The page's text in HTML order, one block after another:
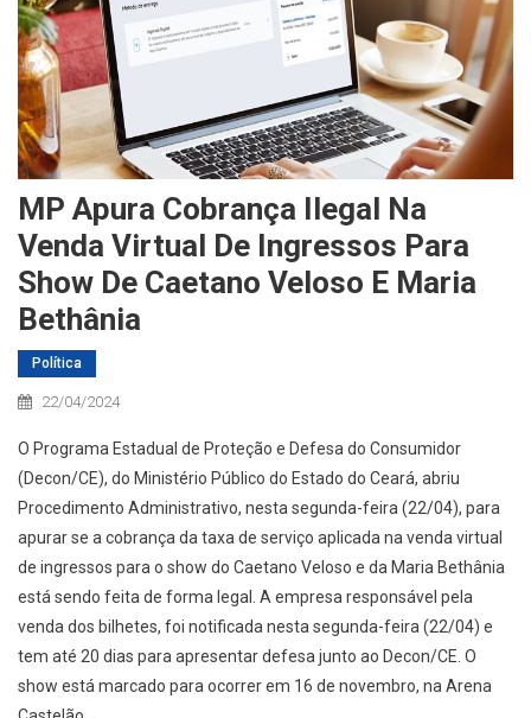
MP Apura Cobrança Ilegal Na
Venda Virtual De Ingressos Para
Show De Caetano Veloso E Maria
Bethânia
Política
22/04/2024
O Programa Estadual de Proteção e Defesa do Consumidor
(Decon/CE), do Ministério Público do Estado do Ceará, abriu
Procedimento Administrativo, nesta segunda-feira (22/04), para
apurar se a cobrança da taxa de serviço aplicada na venda virtual
de ingressos para o show do Caetano Veloso e da Maria Bethânia
está sendo feita de forma legal. A empresa responsável pela
venda dos bilhetes, foi notificada nesta segunda-feira (22/04) e
tem até 20 dias para apresentar defesa junto ao Decon/CE. O
show está marcado para ocorrer em 16 de novembro, na Arena